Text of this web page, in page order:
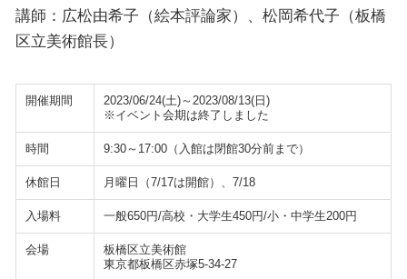
講師：広松由希子（絵本評論家）、松岡希代子（板橋
区立美術館長）
開催期間
2023/06/24(土)～2023/08/13(日)
※イベント会期は終了しました
時間 9:30～17:00（入館は閉館30分前まで）
休館日 月曜日（7/17は開館）、7/18
入場料 一般650円/高校・大学生450円/小・中学生200円
会場
板橋区立美術館
東京都板橋区赤塚5-34-27